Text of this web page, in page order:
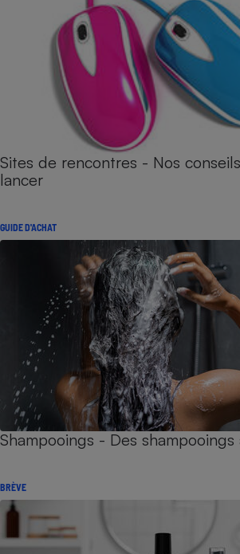
Sites de rencontres - Nos
lancer
GUIDE D'ACHAT
Shampooings - Des
BRÈVE